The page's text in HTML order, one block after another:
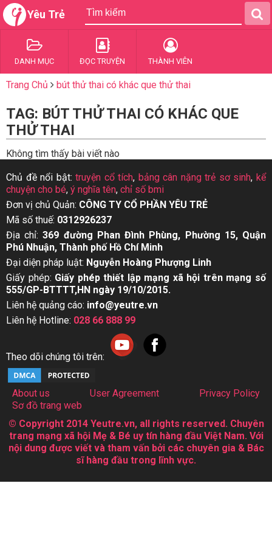
Yêu Trẻ
DANH MỤC ĐỌC TRUYỆN THÀNH VIÊN
Trang Chủ bút thử thai có khác que thử thai
TAG: BÚT THỬ THAI CÓ KHÁC QUE
THỬ THAI
Không tìm thấy bài viết nào
Chủ đề nổi bật:truyện cổ tích, bảng cân nặng trẻ sơ sinh,kể
chuyện cho bé, ý nghĩa tên, chỉ số bmi
Đơn vị chủ Quản: CÔNG TY CỔ PHẦN YÊU TRẺ
Mã số thuế: 0312926237
Địa chỉ:369 đường Phan Đình Phùng, Phường 15, Quận
Phú Nhuận, Thành phố Hồ Chí Minh
Đại diện pháp luật: Nguyễn Hoàng Phượng Linh
Giấy phép: Giấy phép thiết lập mạng xã hội trên mạng số
555/GP-BTTTT,HN ngày 19/10/2015.
Liên hệ quảng cáo: info@yeutre.vn
Liên hệ Hotline: 028 66 888 99
Theo dõi chúng tôi trên:
About us User Agreement
Privacy Policy
Sơ đồ trang web
© Copyright 2014 Yeutre.vn, all rights reserved. Chuyên
trang mạng xã hội Mẹ & Bé uy tín hàng đầu Việt Nam. Với
nội dung được viết và tham vấn bởi các chuyên gia & Bác
sĩ hàng đầu trong lĩnh vực.